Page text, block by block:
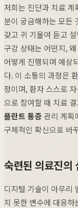
저희는 진단과 치료
분이 궁금해하는 모든
갖고 귀 기울여 듣고
구강 상태는 어떤지,
어떻게 진행되며 예상
다. 이 소통의 과정은
정이며, 환자 스스로
으로 참여할 때 치료
플란트 통증 관리 계획
구체적인 확신으로 바
숙련된 의료진의
디지털 기술이 아무리
치 못한 변수에 대응